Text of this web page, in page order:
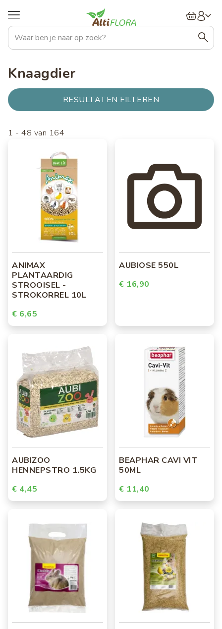
en
naar
gaan
Hoofdnavigatie
Knaagdier
RESULTATEN FILTEREN
1 - 48 van 164
ANIMAX
PLANTAARDIG
STROOISEL -
STROKORREL 10L
€ 6,65
AUBIOSE 550L
€ 16,90
AUBIZOO
HENNEPSTRO 1.5KG
€ 4,45
BEAPHAR CAVI VIT
50ML
€ 11,40